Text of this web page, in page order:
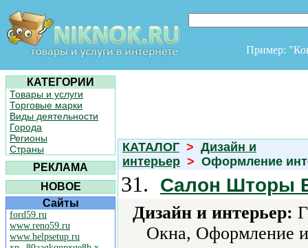
Пример:
КАТЕГОРИИ
Товары и услуги
Торговые марки
Виды деятельности
Города
Регионы
Страны
РЕКЛАМА
НОВОЕ
Сайты
ford59.ru
www.reno59.ru
www.helpsetup.ru
КАТАЛОГ > Дизайн и
интерьер > Оформление
31. Салон Шторы
Дизайн и интерьер:
Окна, Оформление